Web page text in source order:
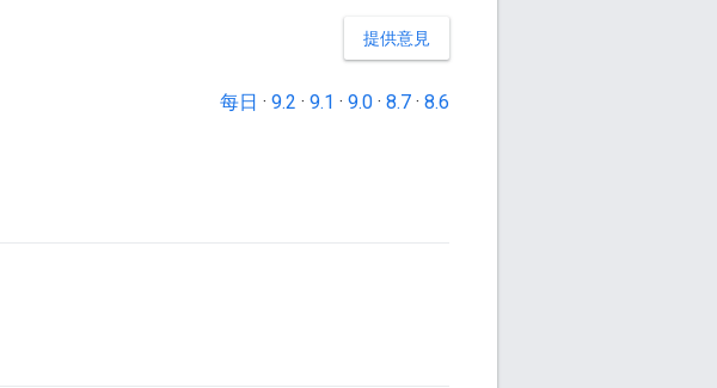
提供意見
每日 · 9.2 · 9.1 · 9.0 · 8.7 · 8.6